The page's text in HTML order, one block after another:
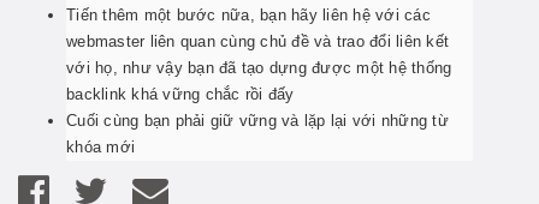
Tiến thêm một bước nữa, bạn hãy liên hệ với các
webmaster liên quan cùng chủ đề và trao đổi liên kết
với họ, như vậy bạn đã tạo dựng được một hệ thống
backlink khá vững chắc rồi đấy
Cuối cùng bạn phải giữ vững và lặp lại với những từ
khóa mới